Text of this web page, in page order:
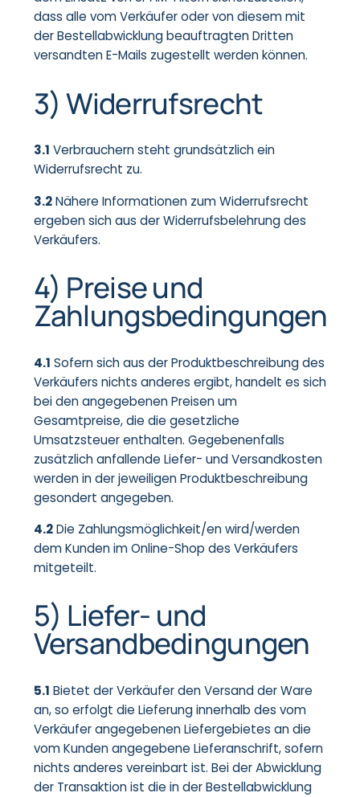
dass alle vom Verkäufer oder von diesem mit
der Bestellabwicklung beauftragten Dritten
versandten E-Mails zugestellt werden können.
3) Widerrufsrecht
3.1 Verbrauchern steht grundsätzlich ein
Widerrufsrecht zu.
3.2Nähere Informationen zum Widerrufsrecht
ergeben sich aus der Widerrufsbelehrung des
Verkäufers.
4) Preise und
Zahlungsbedingungen
4.1 Sofern sich aus der Produktbeschreibung des
Verkäufers nichts anderes ergibt, handelt es sich
bei den angegebenen Preisen um
Gesamtpreise, die die gesetzliche
Umsatzsteuer enthalten. Gegebenenfalls
zusätzlich anfallende Liefer- und Versandkosten
werden in der jeweiligen Produktbeschreibung
gesondert angegeben.
4.2Die Zahlungsmöglichkeit/en wird/werden
dem Kunden im Online-Shop des Verkäufers
mitgeteilt.
5) Liefer- und
Versandbedingungen
5.1 Bietet der Verkäufer den Versand der Ware
an, so erfolgt die Lieferung innerhalb des vom
Verkäufer angegebenen Liefergebietes an die
vom Kunden angegebene Lieferanschrift, sofern
nichts anderes vereinbart ist. Bei der Abwicklung
der Transaktion ist die in der Bestellabwicklung